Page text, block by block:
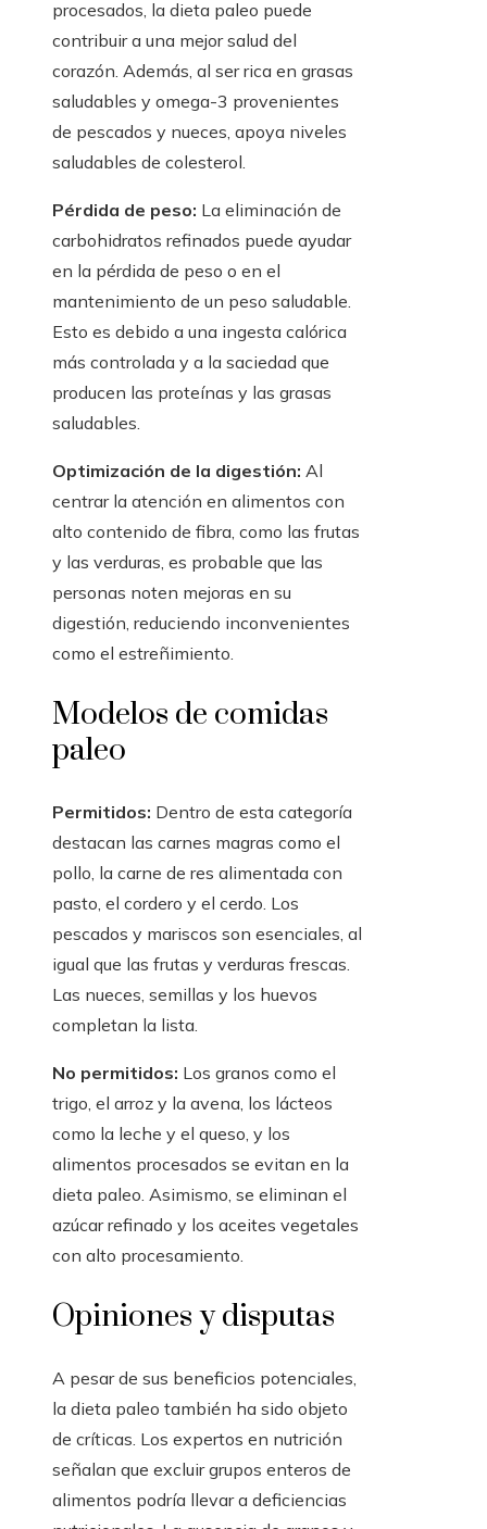
procesados, la dieta paleo puede
contribuir a una mejor salud del
corazón. Además, al ser rica en grasas
saludables y omega-3 provenientes
de pescados y nueces, apoya niveles
saludables de colesterol.
Pérdida de peso: La eliminación de
carbohidratos refinados puede ayudar
en la pérdida de peso o en el
mantenimiento de un peso saludable.
Esto es debido a una ingesta calórica
más controlada y a la saciedad que
producen las proteínas y las grasas
saludables.
Optimización de la digestión: Al
centrar la atención en alimentos con
alto contenido de fibra, como las frutas
y las verduras, es probable que las
personas noten mejoras en su
digestión, reduciendo inconvenientes
como el estreñimiento.
Modelos de comidas
paleo
Permitidos: Dentro de esta categoría
destacan las carnes magras como el
pollo, la carne de res alimentada con
pasto, el cordero y el cerdo. Los
pescados y mariscos son esenciales, al
igual que las frutas y verduras frescas.
Las nueces, semillas y los huevos
completan la lista.
No permitidos: Los granos como el
trigo, el arroz y la avena, los lácteos
como la leche y el queso, y los
alimentos procesados se evitan en la
dieta paleo. Asimismo, se eliminan el
azúcar refinado y los aceites vegetales
con alto procesamiento.
Opiniones y disputas
A pesar de sus beneficios potenciales,
la dieta paleo también ha sido objeto
de críticas. Los expertos en nutrición
señalan que excluir grupos enteros de
alimentos podría llevar a deficiencias